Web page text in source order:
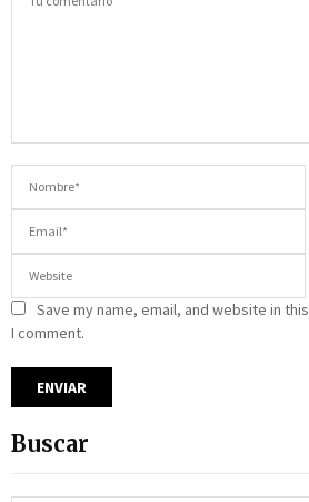
Save my name, email, and website in
I comment.
Buscar